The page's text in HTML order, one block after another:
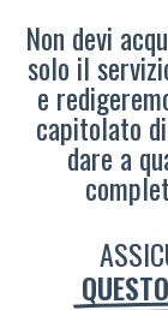
Non devi
solo il
e
capitolato
dare a